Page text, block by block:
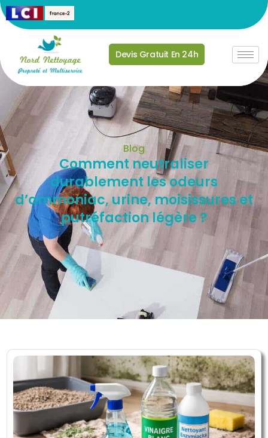
Devis Gratuit En 24h
Blog
Comment neutraliser
durablement les odeurs
d’ammoniac, urine, moisissures et
putréfaction légère ?